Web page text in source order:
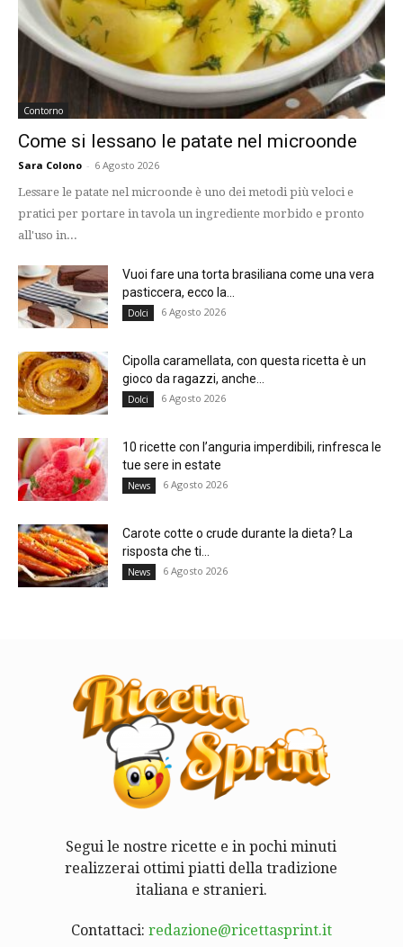
Contorno
Come si lessano le patate nel microonde
Sara Colono - 6 Agosto 2026
Lessare le patate nel microonde è uno dei metodi più veloci e
pratici per portare in tavola un ingrediente morbido e pronto
all'uso in...
Vuoi fare una torta brasiliana come una vera
pasticcera, ecco la...
Dolci 6 Agosto 2026
Cipolla caramellata, con questa ricetta è un
gioco da ragazzi, anche...
Dolci 6 Agosto 2026
10 ricette con l’anguria imperdibili, rinfresca le
tue sere in estate
News 6 Agosto 2026
Carote cotte o crude durante la dieta? La
risposta che ti...
News 6 Agosto 2026
Segui le nostre ricette e in pochi minuti
realizzerai ottimi piatti della tradizione
italiana e stranieri.
Contattaci: redazione@ricettasprint.it